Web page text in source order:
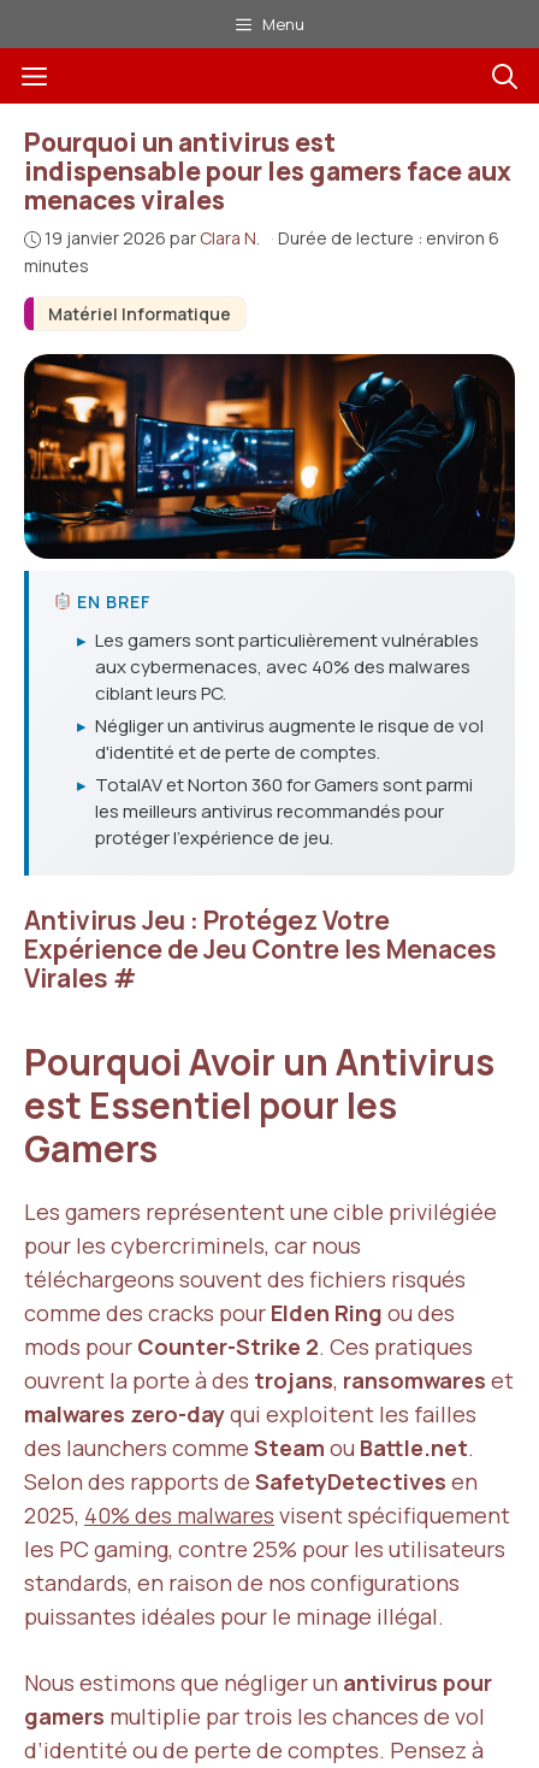
au
contenu
Menu
Menu
Matériel Informatique
Pourquoi un antivirus est
indispensable pour les gamers face aux
menaces virales
19 janvier 2026 par Clara N. · Durée de lecture : environ 6
minutes
EN BREF
▸ Les gamers sont particulièrement vulnérables
aux cybermenaces, avec 40% des malwares
ciblant leurs PC.
▸ Négliger un antivirus augmente le risque de vol
d'identité et de perte de comptes.
▸ TotalAV et Norton 360 for Gamers sont parmi
les meilleurs antivirus recommandés pour
protéger l'expérience de jeu.
Antivirus Jeu : Protégez Votre
Expérience de Jeu Contre les Menaces
Virales #
Pourquoi Avoir un Antivirus
est Essentiel pour les
Gamers
Les gamers représentent une cible privilégiée
pour les cybercriminels, car nous
téléchargeons souvent des fichiers risqués
comme des cracks pour Elden Ring ou des
mods pour Counter-Strike 2. Ces pratiques
ouvrent la porte à des trojans, ransomwares et
malwares zero-dayqui exploitent les failles
des launchers comme Steam ou Battle.net.
Selon des rapports de SafetyDetectives en
2025, 40% des malwares visent spécifiquement
les PC gaming, contre 25% pour les utilisateurs
standards, en raison de nos configurations
puissantes idéales pour le minage illégal.
Nous estimons que négliger un antivirus pour
gamers multiplie par trois les chances de vol
d’identité ou de perte de comptes. Pensez à